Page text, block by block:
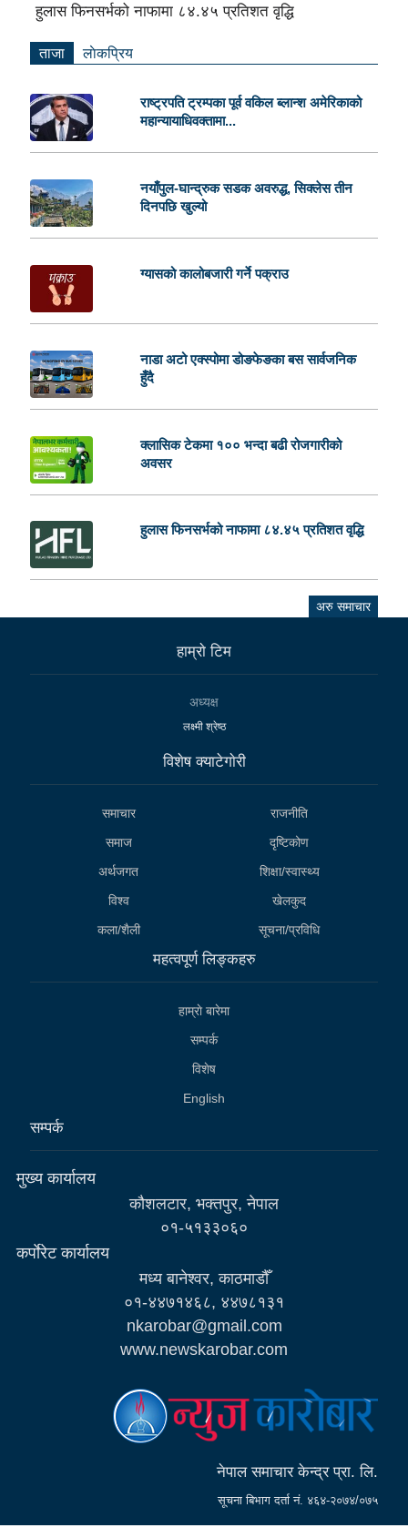
हुलास फिनसर्भको नाफामा ८४.४५ प्रतिशत वृद्धि
ताजा लाेकप्रिय
राष्ट्रपति ट्रम्पका पूर्व वकिल ब्लान्श अमेरिकाको
महान्यायाधिवक्तामा...
नयाँपुल-घान्द्रुक सडक अवरुद्ध, सिक्लेस तीन
दिनपछि खुल्यो
ग्यासको कालोबजारी गर्ने पक्राउ
नाडा अटो एक्स्पोमा डोङफेङका बस सार्वजनिक
हुँदै
क्लासिक टेकमा १०० भन्दा बढी रोजगारीको
अवसर
हुलास फिनसर्भको नाफामा ८४.४५ प्रतिशत वृद्धि
अरु समाचार
हाम्राे टिम
अध्यक्ष
लक्ष्मी श्रेष्ठ
विशेष क्याटेगाेरी
समाचार
राजनीति
समाज
दृष्टिकोण
अर्थजगत
शिक्षा/स्वास्थ्य
विश्व
खेलकुद
कला/शैली
सूचना/प्रविधि
महत्वपूर्ण लिङ्कहरु
हाम्राे बारेमा
सम्पर्क
विशेष
English
सम्पर्क
मुख्य कार्यालय
कौशलटार, भक्तपुर, नेपाल
०१-५१३३०६०
कर्पाेरेट कार्यालय
मध्य बानेश्वर, काठमाडौँ
०१-४४७१४६८, ४४७८१३१
nkarobar@gmail.com
www.newskarobar.com
नेपाल समाचार केन्द्र प्रा. लि.
सूचना बिभाग दर्ता नं. ४६४-२०७४/०७५